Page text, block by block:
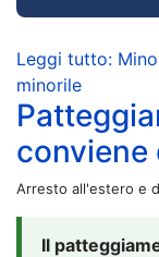
Leggi tutto:
minorile
conviene
Arresto all'estero e
Il